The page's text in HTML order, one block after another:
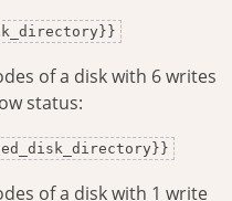
of a disk with 6 writes
status:
of a disk with 1 write